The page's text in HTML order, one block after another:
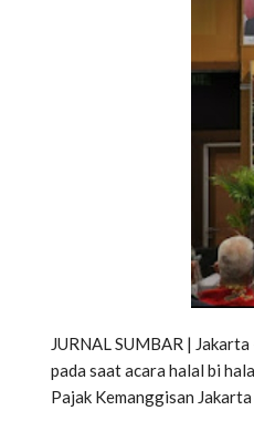
JURNAL SUMBAR |
pada saat acara halal bi
Pajak Kemanggisan